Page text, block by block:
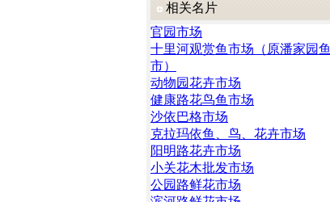
相关名片
官园市场
十里河观赏鱼市场（原潘家园鱼
市）
动物园花卉市场
健康路花鸟鱼市场
沙依巴格市场
克拉玛依鱼、鸟、花卉市场
阳明路花卉市场
小关花木批发市场
公园路鲜花市场